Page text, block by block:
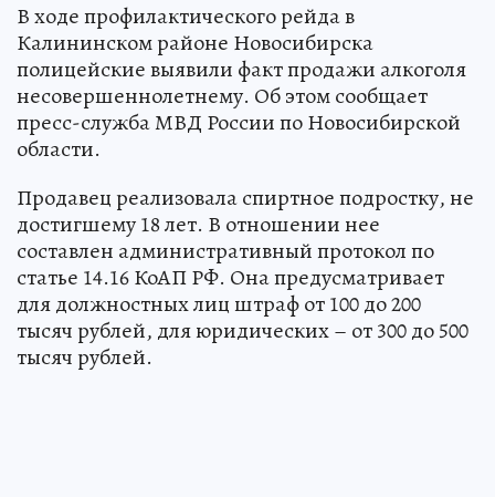
В ходе профилактического рейда в
Калининском районе Новосибирска
полицейские выявили факт продажи алкоголя
несовершеннолетнему. Об этом сообщает
пресс-служба МВД России по Новосибирской
области.
Продавец реализовала спиртное подростку, не
достигшему 18 лет. В отношении нее
составлен административный протокол по
статье 14.16 КоАП РФ. Она предусматривает
для должностных лиц штраф от 100 до 200
тысяч рублей, для юридических – от 300 до 500
тысяч рублей.